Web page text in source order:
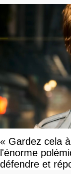
« Gardez cela
l'énorme
défendre et